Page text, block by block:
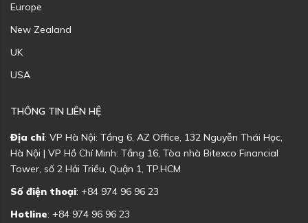
Europe
New Zealand
UK
USA
THÔNG TIN LIÊN HỆ
Địa chỉ: VP Hà Nội: Tầng 6, AZ Office, 132 Nguyễn Thái Học,
Hà Nội | VP Hồ Chí Minh: Tầng 16, Tòa nhà Bitexco Financial
Tower, số 2 Hải Triều, Quận 1, TP.HCM
Số điện thoại: +84 974 96 96 23
Hotline: +84 974 96 96 23